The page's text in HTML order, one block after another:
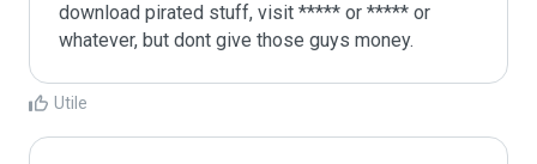
download pirated stuff, visit ***** or ***** or
whatever, but dont give those guys money.
Utile